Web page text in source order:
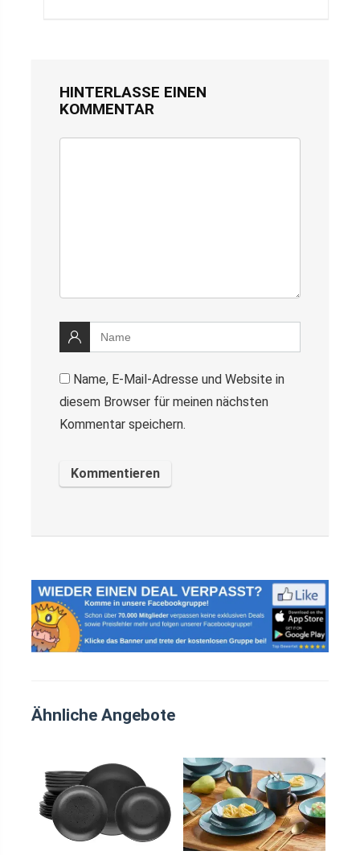
HINTERLASSE EINEN
KOMMENTAR
Name, E-Mail-Adresse und Website in
diesem Browser für meinen nächsten
Kommentar speichern.
Ähnliche Angebote